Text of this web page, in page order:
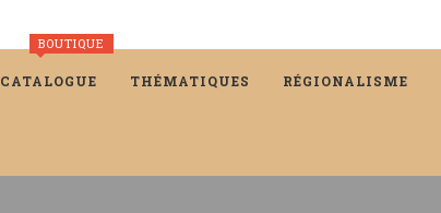
CATALOGUE
BOUTIQUE
THÉMATIQUES RÉGIONALISME